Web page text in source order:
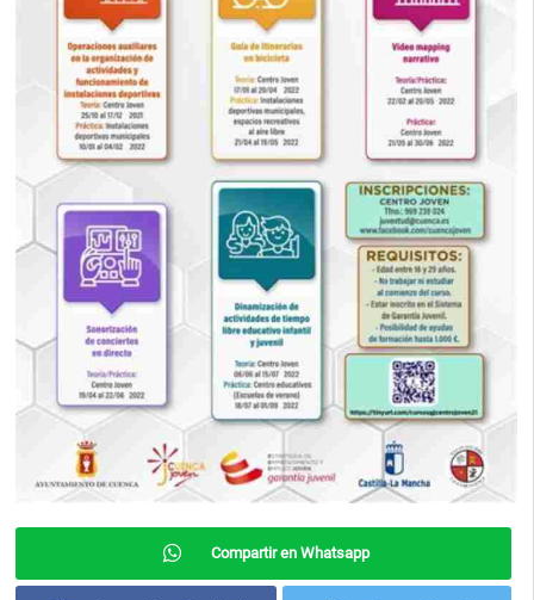
Compartir en Whatsapp